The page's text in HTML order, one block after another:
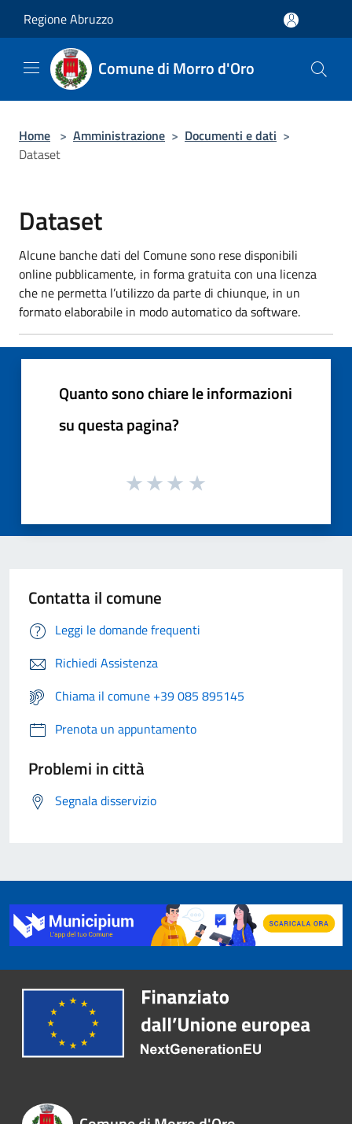
Regione Abruzzo
Comune di Morro d'Oro
Home > Amministrazione > Documenti e dati >
Dataset
Dataset
Alcune banche dati del Comune sono rese disponibili
online pubblicamente, in forma gratuita con una licenza
che ne permetta l’utilizzo da parte di chiunque, in un
formato elaborabile in modo automatico da software.
Quanto sono chiare le informazioni
su questa pagina?
Contatta il comune
Leggi le domande frequenti
Richiedi Assistenza
Chiama il comune +39 085 895145
Prenota un appuntamento
Problemi in città
Segnala disservizio